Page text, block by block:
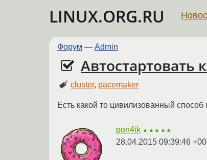
LINUX.ORG.RU
Форум — Admin
Автостартовать
cluster, pacemaker
Есть какой то цивилизованный
pon4ik ★★★★★
28.04.2015 09:39:46